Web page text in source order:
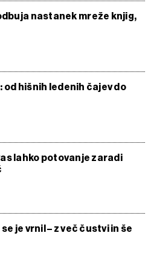
nastanek mreže knjig,
hišnih ledenih čajev do
lahko potovanje zaradi
je vrnil – z več čustvi in še